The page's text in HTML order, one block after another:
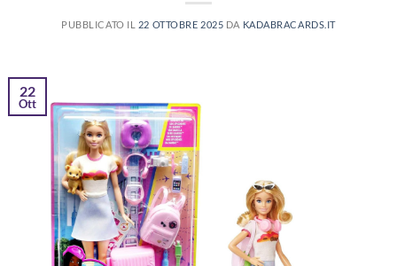
PUBBLICATO IL 22 OTTOBRE 2025 DA KADABRACARDS.IT
22
Ott